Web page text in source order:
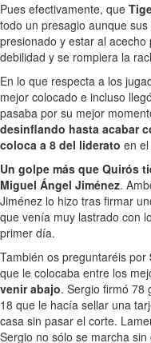
Pues efectivamente, que
todo un presagio aunque
presionado y estar al
debilidad y se rompiera la
En lo que respecta a los
mejor colocado e incluso
pasaba por su mejor
desinflando hasta acabar
coloca a 8 del liderato en
Un golpe más que Quirós
Miguel Ángel Jiménez.
Jiménez lo hizo tras firmar
que venía muy lastrado con
primer día.
También os preguntaréis por
que le colocaba entre los
venir abajo. Sergio firmó 78
18 que le hacía sellar una
casa sin pasar el corte.
Sergio no sólo se marcha